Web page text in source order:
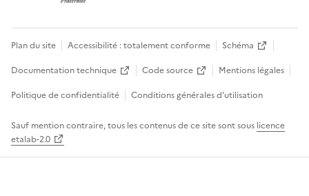
Plan du site Accessibilité : totalement conforme
Schéma
Documentation technique
Code source
Mentions légales
Politique de confidentialité
Conditions générales d’utilisation
Sauf mention contraire, tous les contenus de ce site sont sous licence
etalab-2.0